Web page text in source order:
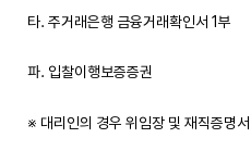
타. 주거래은행 금융거래확인서 1부
파. 입찰이행보증증권
※ 대리인의 경우 위임장 및 재직증명